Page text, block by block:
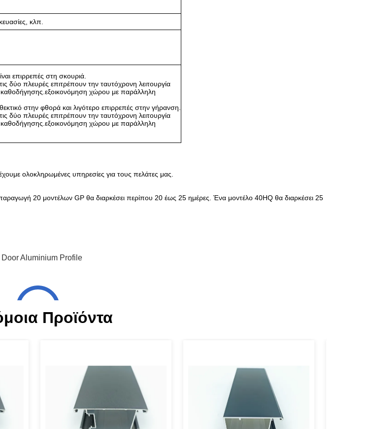
κλπ.
επιρρεπές στη σκουριά.
δύο πλευρές επιτρέπουν την ταυτόχρονη λειτουργία
χώρου με παράλληλη
στην φθορά και λιγότερο επιρρεπές στην γήρανση.
δύο πλευρές επιτρέπουν την ταυτόχρονη λειτουργία
χώρου με παράλληλη
ολοκληρωμένες υπηρεσίες για τους πελάτες μας.
20 μοντέλων GP θα διαρκέσει περίπου 20 έως 25 ημέρες. Ένα μοντέλο 40HQ θα διαρκέσει 25
Aluminium Profile
Προϊόντα